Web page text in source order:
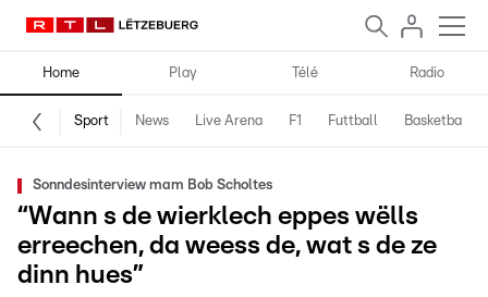
Home Play Télé Radio
Sport News Live Arena F1 Futtball Basketball
Sonndesinterview mam Bob Scholtes
“Wann s de wierklech eppes wëlls
erreechen, da weess de, wat s de ze
dinn hues”